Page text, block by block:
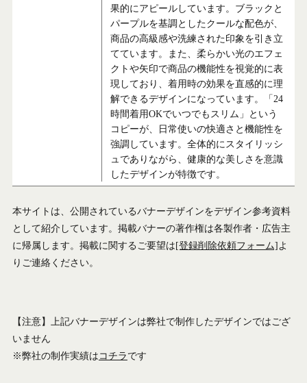
果的にアピールしています。ブラックと
パープルを基調としたクールな配色が、
商品の高級感や洗練された印象を引き立
てています。また、柔らかい光のエフェ
クトや矢印で商品の機能性を視覚的に表
現しており、着用時の効果を直感的に理
解できるデザインになっています。「24
時間着用OKでいつでもスリム」という
コピーが、日常使いの快適さと機能性を
強調しています。全体的にスタイリッシ
ュでありながら、健康的な美しさを意識
したデザインが特徴です。
本サイトは、公開されているバナーデザインをデザイン参考資料
として紹介しています。掲載バナーの著作権は各製作者・広告主
に帰属します。掲載に関するご要望は[登録削除依頼フォーム]よ
りご連絡ください。
【注意】上記バナーデザインは弊社で制作したデザインではござ
いません
※弊社の制作実績はコチラです